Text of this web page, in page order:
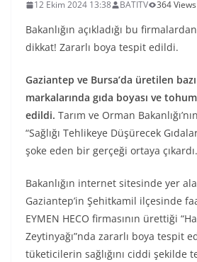
12 Ekim 2024 13:38 BATITV 364 Views
Bakanlığın açıkladığı bu
dikkat! Zararlı boya tespit edildi.
Gaziantep ve Bursa’da üretilen
markalarında gıda boyası ve
edildi. Tarım ve Orman
“Sağlığı Tehlikeye Düşürecek
şoke eden bir gerçeği ortaya çıkardı.
Bakanlığın internet sitesinde yer
Gaziantep’in Şehitkamil ilçesinde
EYMEN HECO firmasının ürettiği
Zeytinyağı”nda zararlı boya tespit
tüketicilerin sağlığını ciddi şekilde